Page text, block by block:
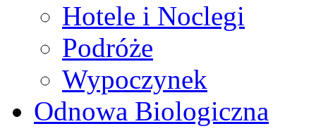
Hotele i Noclegi
Podróże
Wypoczynek
Odnowa Biologiczna